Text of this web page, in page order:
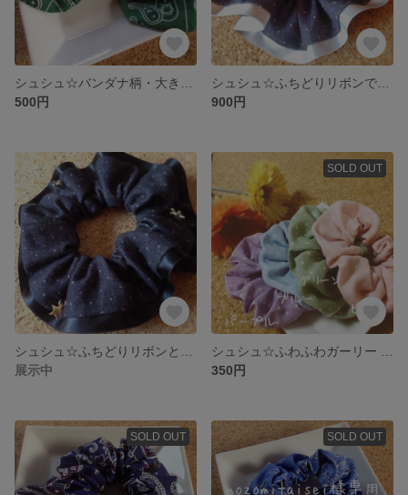
500円
900円
展示中
SOLD OUT
350円
SOLD OUT SOLD OUT